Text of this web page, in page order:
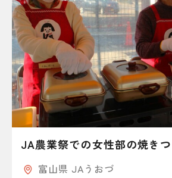
JA農業祭での女性部の焼き
富山県 JAうおづ